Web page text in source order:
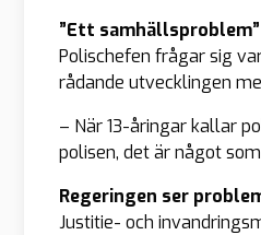
”Ett samhällsproblem”
Polischefen frågar sig
rådande utvecklingen
– När 13-åringar kallar
polisen, det är något
Regeringen ser
Justitie- och